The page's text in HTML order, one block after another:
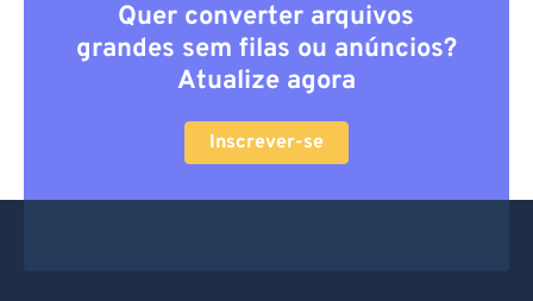
Quer converter arquivos
grandes sem filas ou anúncios?
Atualize agora
Inscrever-se